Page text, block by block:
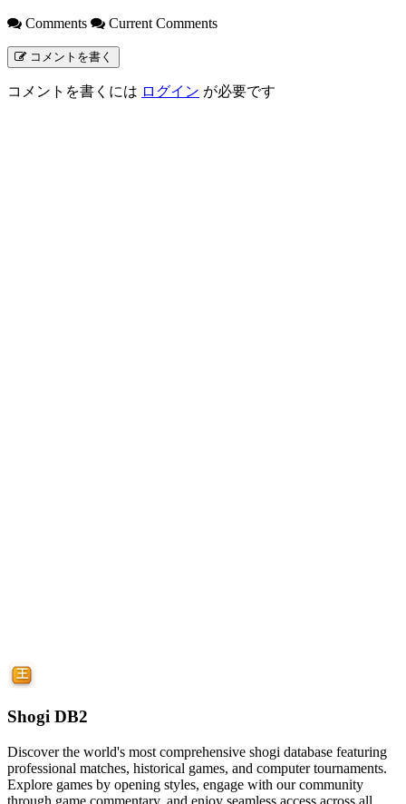
Comments Current Comments
コメントを書く
コメントを書くには ログイン が必要です
Shogi DB2
Discover the world's most comprehensive shogi database featuring
professional matches, historical games, and computer tournaments.
Explore games by opening styles, engage with our community
through game commentary, and enjoy seamless access across all